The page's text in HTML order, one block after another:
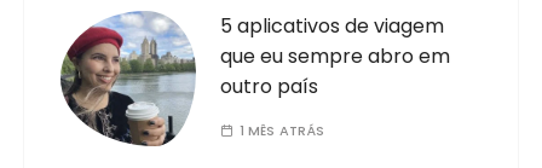
5 aplicativos de viagem
que eu sempre abro em
outro país
1 MÊS ATRÁS